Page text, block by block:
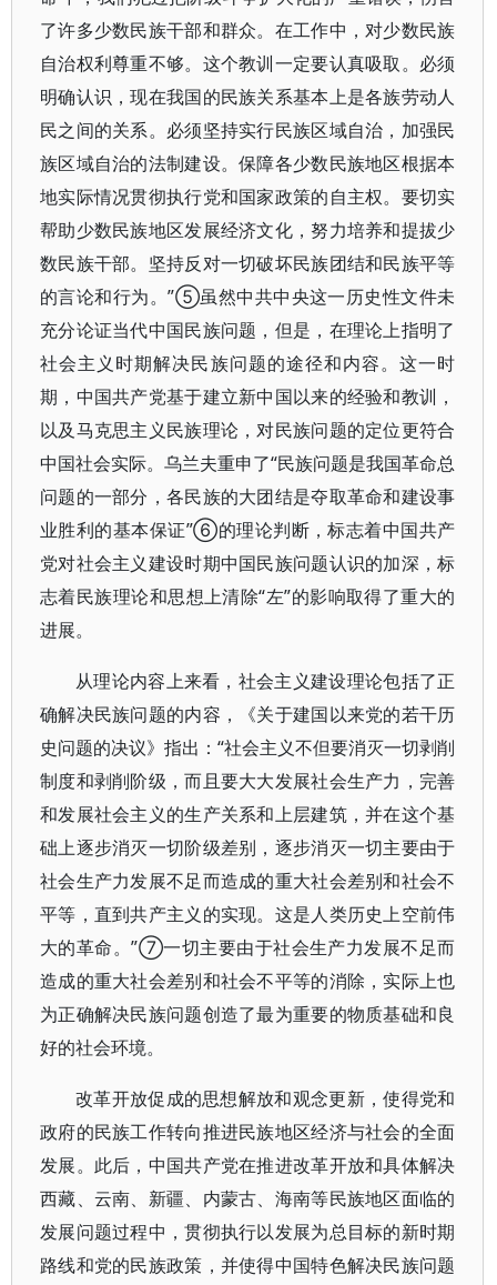
了许多少数民族干部和群众。在工作中，对少数民族
自治权利尊重不够。这个教训一定要认真吸取。必须
明确认识，现在我国的民族关系基本上是各族劳动人
民之间的关系。必须坚持实行民族区域自治，加强民
族区域自治的法制建设。保障各少数民族地区根据本
地实际情况贯彻执行党和国家政策的自主权。要切实
帮助少数民族地区发展经济文化，努力培养和提拔少
数民族干部。坚持反对一切破坏民族团结和民族平等
的言论和行为。”⑤虽然中共中央这一历史性文件未
充分论证当代中国民族问题，但是，在理论上指明了
社会主义时期解决民族问题的途径和内容。这一时
期，中国共产党基于建立新中国以来的经验和教训，
以及马克思主义民族理论，对民族问题的定位更符合
中国社会实际。乌兰夫重申了“民族问题是我国革命总
问题的一部分，各民族的大团结是夺取革命和建设事
业胜利的基本保证”⑥的理论判断，标志着中国共产
党对社会主义建设时期中国民族问题认识的加深，标
志着民族理论和思想上清除“左”的影响取得了重大的
进展。
从理论内容上来看，社会主义建设理论包括了正
确解决民族问题的内容，《关于建国以来党的若干历
史问题的决议》指出：“社会主义不但要消灭一切剥削
制度和剥削阶级，而且要大大发展社会生产力，完善
和发展社会主义的生产关系和上层建筑，并在这个基
础上逐步消灭一切阶级差别，逐步消灭一切主要由于
社会生产力发展不足而造成的重大社会差别和社会不
平等，直到共产主义的实现。这是人类历史上空前伟
大的革命。”⑦一切主要由于社会生产力发展不足而
造成的重大社会差别和社会不平等的消除，实际上也
为正确解决民族问题创造了最为重要的物质基础和良
好的社会环境。
改革开放促成的思想解放和观念更新，使得党和
政府的民族工作转向推进民族地区经济与社会的全面
发展。此后，中国共产党在推进改革开放和具体解决
西藏、云南、新疆、内蒙古、海南等民族地区面临的
发展问题过程中，贯彻执行以发展为总目标的新时期
路线和党的民族政策，并使得中国特色解决民族问题